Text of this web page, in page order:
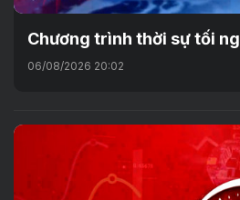
Chương trình thời sự tối
06/08/2026 20:02